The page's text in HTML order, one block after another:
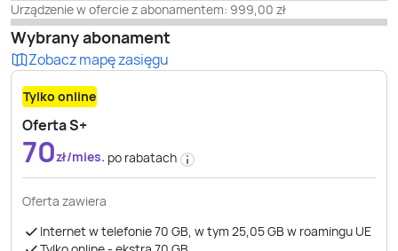
Urządzenie w ofercie z abonamentem: 999,00 zł
Wybrany abonament
Zobacz mapę zasięgu
Tylko online
Oferta S+
70zł/mies. po rabatach
Oferta zawiera
Internet w telefonie 70 GB, w tym 25,05 GB w roamingu UE